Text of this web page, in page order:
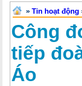
» Tin hoạt động
Công
tiếp
Áo